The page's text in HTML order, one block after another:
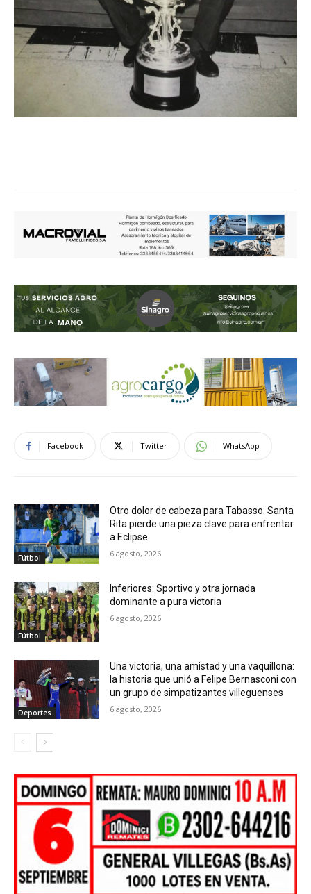
Facebook Twitter WhatsApp
Fútbol
Otro dolor de cabeza para Tabasso: Santa
Rita pierde una pieza clave para enfrentar
a Eclipse
6 agosto, 2026
Fútbol
Inferiores: Sportivo y otra jornada
dominante a pura victoria
6 agosto, 2026
Deportes
Una victoria, una amistad y una vaquillona:
la historia que unió a Felipe Bernasconi con
un grupo de simpatizantes villeguenses
6 agosto, 2026